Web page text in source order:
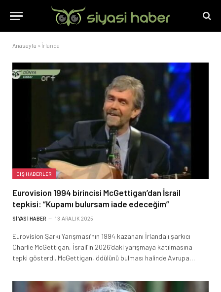
Anasayfa » İrlanda
DIŞ HABERLER
Eurovision 1994 birincisi McGettigan’dan İsrail
tepkisi: “Kupamı bulursam iade edeceğim”
SIYASI HABER 13 ARALIK 2025
Eurovision Şarkı Yarışması’nın 1994 kazananı İrlandalı şarkıcı
Charlie McGettigan, İsrail’in 2026’daki yarışmaya katılmasına
tepki gösterdi. McGettigan, ödülünü bulması halinde Avrupa…